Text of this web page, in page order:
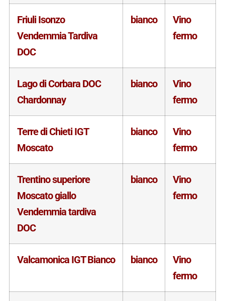
Friuli Isonzo
Vendemmia Tardiva
DOC
bianco
Vino
fermo
Lago di Corbara DOC
Chardonnay
bianco
Vino
fermo
Terre di Chieti IGT
Moscato
bianco
Vino
fermo
Trentino superiore
Moscato giallo
Vendemmia tardiva
DOC
bianco
Vino
fermo
Valcamonica IGT Bianco bianco
Vino
fermo